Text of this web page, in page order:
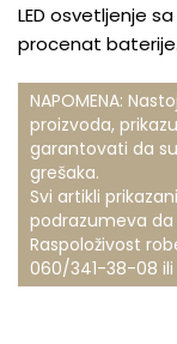
LED osvetljenje
procenat baterije.
NAPOMENA:
proizvoda,
garantovati da
grešaka.
Svi artikli
podrazumeva
Raspoloživost
060/341-38-08